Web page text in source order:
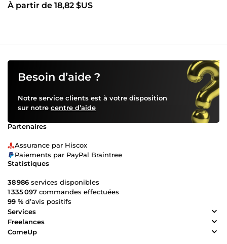
À partir de 18,82 $US
Besoin d’aide ?
Notre service clients est à votre disposition
sur notre centre d’aide
Partenaires
Assurance par Hiscox
Paiements par PayPal Braintree
Statistiques
38 986 services disponibles
1 335 097 commandes effectuées
99 % d’avis positifs
Services
Freelances
ComeUp